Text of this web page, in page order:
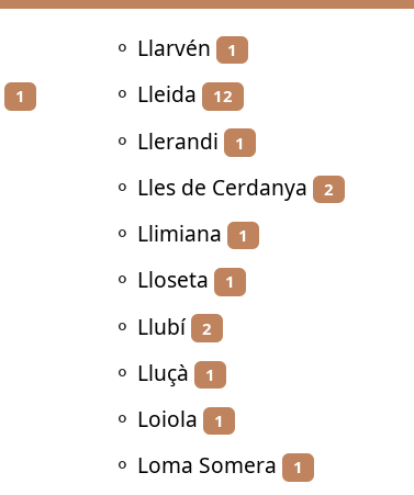
1
⚬ Llarvén 1
⚬ Lleida 12
⚬ Llerandi 1
⚬ Lles de Cerdanya 2
⚬ Llimiana 1
⚬ Lloseta 1
⚬ Llubí 2
⚬ Lluçà 1
⚬ Loiola 1
⚬ Loma Somera 1